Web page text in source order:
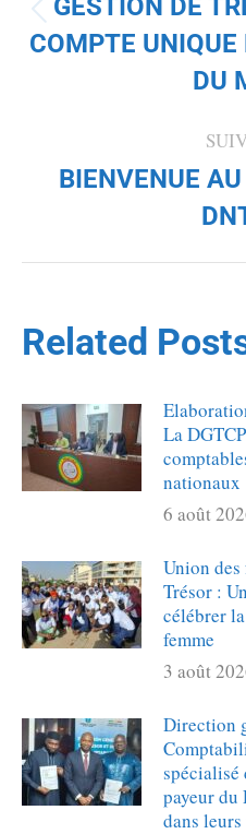
GESTION DE
COMPTE UNIQUE
DU
BIENVENUE
Related
La
nationaux
6 août
Union des
Trésor :
célébrer
femme
3 août
Direction
spécialisé
payeur du
dans